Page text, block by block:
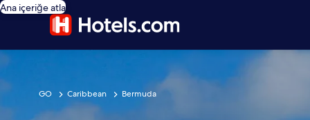
Ana içeriğe atla
GO Caribbean Bermuda